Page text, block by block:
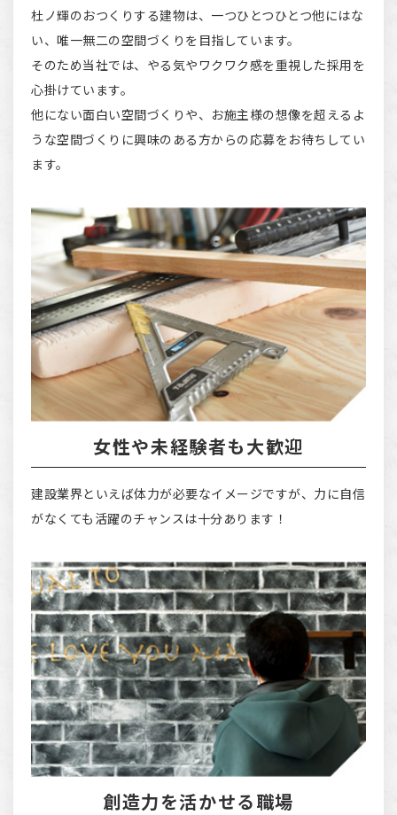
杜ノ輝のおつくりする建物は、一つひとつひとつ他にはな
い、唯一無二の空間づくりを目指しています。
そのため当社では、やる気やワクワク感を重視した採用を
心掛けています。
他にない面白い空間づくりや、お施主様の想像を超えるよ
うな空間づくりに興味のある方からの応募をお待ちしてい
ます。
女性や未経験者も大歓迎
建設業界といえば体力が必要なイメージですが、力に自信
がなくても活躍のチャンスは十分あります！
創造力を活かせる職場